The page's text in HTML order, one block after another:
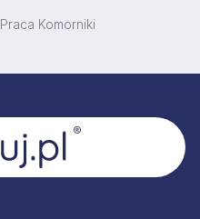
Praca Komorniki